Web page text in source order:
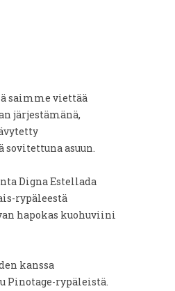
saimme viettää
järjestämänä,
asuun.
Digna Estellada
rypäleestä
hapokas kuohuviini
kanssa
Pinotage-rypäleistä.